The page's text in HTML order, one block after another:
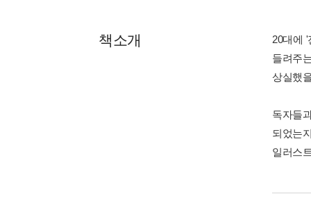
책소개
20대에
들려주
상실했
독자들
되었는
일러스